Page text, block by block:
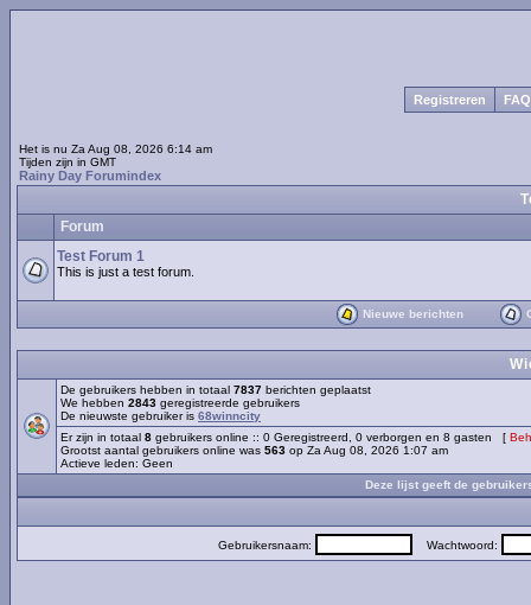
Registreren FAQ
Het is nu Za Aug 08, 2026 6:14 am
Tijden zijn in GMT
Rainy Day Forumindex
Forum
Test Forum 1
This is just a test forum.
Nieuwe berichten
De gebruikers hebben in totaal 7837 berichten geplaatst
We hebben 2843 geregistreerde gebruikers
De nieuwste gebruiker is 68winncity
Er zijn in totaal 8 gebruikers online :: 0 Geregistreerd, 0 verborgen en 8 gasten [
Grootst aantal gebruikers online was 563 op Za Aug 08, 2026 1:07 am
Actieve leden: Geen
Deze lijst geeft de
Gebruikersnaam: Wachtwoord: